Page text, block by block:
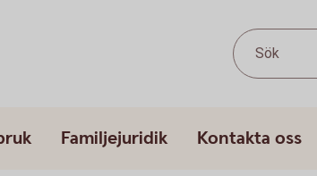
Sök
Familjejuridik Kontakta oss